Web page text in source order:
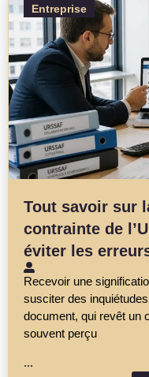
Entreprise
Tout savoir sur
contrainte de
éviter les
Recevoir une
susciter des
document, qui revêt un
souvent perçu
...